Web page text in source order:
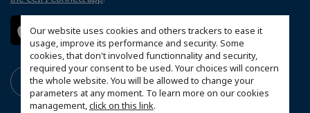
Our website uses cookies and others trackers to ease it
usage, improve its performance and security. Some
cookies, that don't involved functionnality and security,
required your consent to be used. Your choices will concern
the whole website. You will be allowed to change your
parameters at any moment. To learn more on our cookies
management,click on this link.